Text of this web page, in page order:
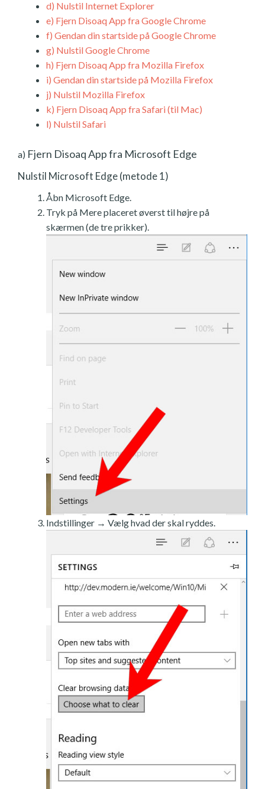
d) Nulstil Internet Explorer
e) Fjern Disoaq App fra Google Chrome
f) Gendan din startside på Google Chrome
g) Nulstil Google Chrome
h) Fjern Disoaq App fra Mozilla Firefox
i) Gendan din startside på Mozilla Firefox
j) Nulstil Mozilla Firefox
k) Fjern Disoaq App fra Safari (til Mac)
l) Nulstil Safari
a) Fjern Disoaq App fra Microsoft Edge
Nulstil Microsoft Edge (metode 1)
Åbn Microsoft Edge.
Tryk på Mere placeret øverst til højre på
skærmen (de tre prikker).
Indstillinger → Vælg hvad der skal ryddes.